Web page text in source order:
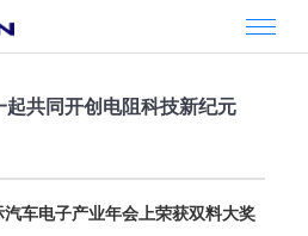
共同开创电阻科技新纪元
车电子产业年会上荣获双料大奖